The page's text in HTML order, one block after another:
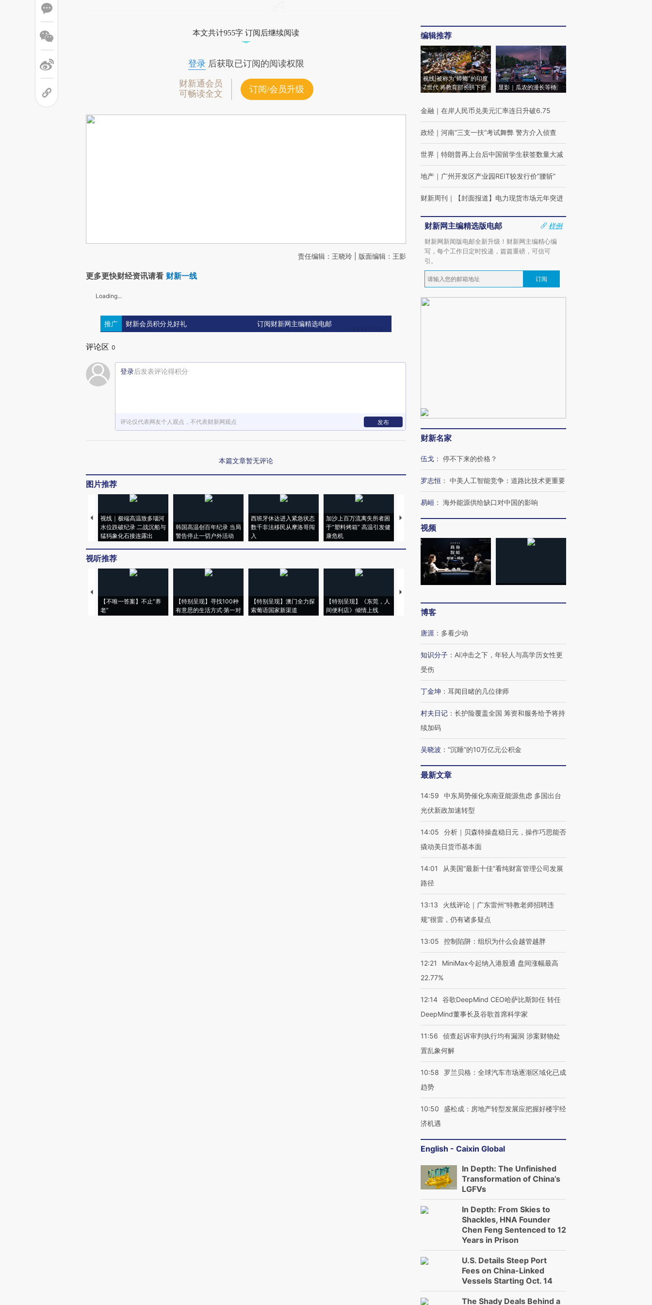
本文共计955字 订阅后继续阅读
登录后获取已订阅的阅读权限
财新通会员
可畅读全文
订阅/会员升级
责任编辑：王晓玲 | 版面编辑：王影
更多更快财经资讯请看 财新一线
Loading...
推广 财新会员积分兑好礼 订阅财新网主编精选电邮
评论区 0
登录后发表评论得积分
评论仅代表网友个人观点，不代表财新网观点 发布
本篇文章暂无评论
图片推荐
视线｜极端高温致多瑙河
水位跌破纪录 二战沉船与
猛犸象化石接连露出
韩国高温创百年纪录 当局
警告停止一切户外活动
西班牙休达进入紧急状态
数千非法移民从摩洛哥闯
入
加沙上百万流离失所者困
于“塑料烤箱” 高温引发健
康危机
马航飞行员跨国走私7万
粒摇头丸 尿检体内含3种
视线｜HYROX的吸金
视听推荐
【不唯一答案】不止“养
老”
【特别呈现】寻找100种
有意思的生活方式·第一对
【特别呈现】澳门全力探
索葡语国家新渠道
【特别呈现】《东莞，人
间便利店》倾情上线
【推广】走进第四届链博
会，让数智科技“链”接产
【特别呈现】寻找100种
CFO：不靠规模取胜，华
编辑推荐
视线|被称为“蟑螂”的印度
Z世代 将教育部长拱下台
显影｜瓜农的漫长等待
金融 ｜ 在岸人民币兑美元汇率连日升破6.75
政经 ｜ 河南“三支一扶”考试舞弊 警方介入侦查
世界 ｜ 特朗普再上台后中国留学生获签数量大减
地产 ｜ 广州开发区产业园REIT较发行价“腰斩”
财新周刊 ｜ 【封面报道】电力现货市场元年突进
财新网主编精选版电邮
样例
财新网新闻版电邮全新升级！财新网主编精心编
写，每个工作日定时投递，篇篇重磅，可信可
引。
订阅
财新名家
伍戈 ： 停不下来的价格？
罗志恒 ： 中美人工智能竞争：道路比技术更重要
易峘 ： 海外能源供给缺口对中国的影响
视频
博客
唐涯 ： 多看少动
知识分子 ： AI冲击之下，年轻人与高学历女性更
受伤
丁金坤 ： 耳闻目睹的几位律师
村夫日记 ： 长护险覆盖全国 筹资和服务给予将持
续加码
吴晓波 ： “沉睡”的10万亿元公积金
最新文章
14:59
中东局势催化东南亚能源焦虑 多国出台
光伏新政加速转型
14:05
分析｜贝森特操盘稳日元，操作巧思能否
撬动美日货币基本面
14:01
从美国“最新十佳”看纯财富管理公司发展
路径
13:13
火线评论｜广东雷州“特教老师招聘违
规”很雷，仍有诸多疑点
13:05 控制陷阱：组织为什么会越管越胖
12:21
MiniMax今起纳入港股通 盘间涨幅最高
22.77%
12:14 谷歌DeepMind CEO哈萨比斯卸任 转任
DeepMind董事长及谷歌首席科学家
11:56
侦查起诉审判执行均有漏洞 涉案财物处
置乱象何解
10:58
罗兰贝格：全球汽车市场逐渐区域化已成
趋势
10:50
盛松成：房地产转型发展应把握好楼宇经
济机遇
English - Caixin Global
In Depth: The Unfinished
Transformation of China’s
LGFVs
In Depth: From Skies to
Shackles, HNA Founder
Chen Feng Sentenced to 12
Years in Prison
U.S. Details Steep Port
Fees on China-Linked
Vessels Starting Oct. 14
The Shady Deals Behind a